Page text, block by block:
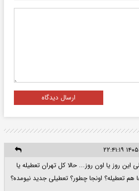
ارسال دیدگاه
این روز یا اون روز... حالا کل تهران تعطیله یا
تعطیله؟ اونجا چطور؟ تعطیلی جدید نیومده؟